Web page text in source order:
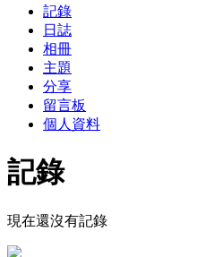
記錄
日誌
相冊
主題
分享
留言板
個人資料
記錄
現在還沒有記錄